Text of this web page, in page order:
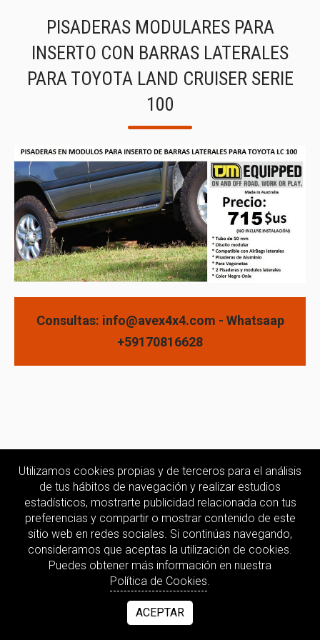
PISADERAS MODULARES PARA
INSERTO CON BARRAS LATERALES
PARA TOYOTA LAND CRUISER SERIE
100
Consultas: info@avex4x4.com - Whatsaap
+59170816628
Utilizamos cookies propias y de terceros para el análisis
de tus hábitos de navegación y realizar estudios
estadísticos, mostrarte publicidad relacionada con tus
preferencias y compartir o mostrar contenido de este
sitio web en redes sociales. Si continúas navegando,
consideramos que aceptas la utilización de cookies.
Puedes obtener más información en nuestra
Política de Cookies.
ACEPTAR